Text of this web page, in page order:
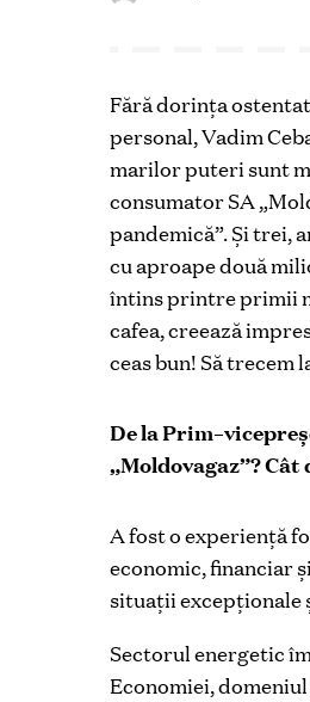
Fără dorința
personal, Vadim
marilor puteri sunt
consumator SA
pandemică”. Și trei,
cu aproape două
întins printre primii
cafea, creează
ceas bun! Să trecem
De la
„Moldovagaz”?
A fost o experiență
economic, financiar
situații excepționale
Sectorul energetic
Economiei,